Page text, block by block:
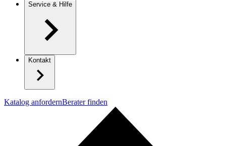
Service & Hilfe
Kontakt
Katalog anfordernBerater finden